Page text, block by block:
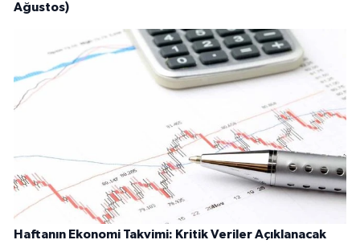
Ağustos)
Haftanın Ekonomi Takvimi: Kritik Veriler Açıklanacak